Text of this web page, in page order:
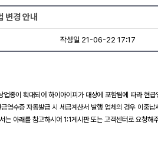
변경 안내
작성일 21-06-22 17:17
종이 확대되어 하이아이피가 대상에 포함됨에 따라 현
영수증 자동발급 시 세금계산서 발행 업체의 경우 이중
는 아래를 참고하시어 1:1게시판 또는 고객센터로 요청해